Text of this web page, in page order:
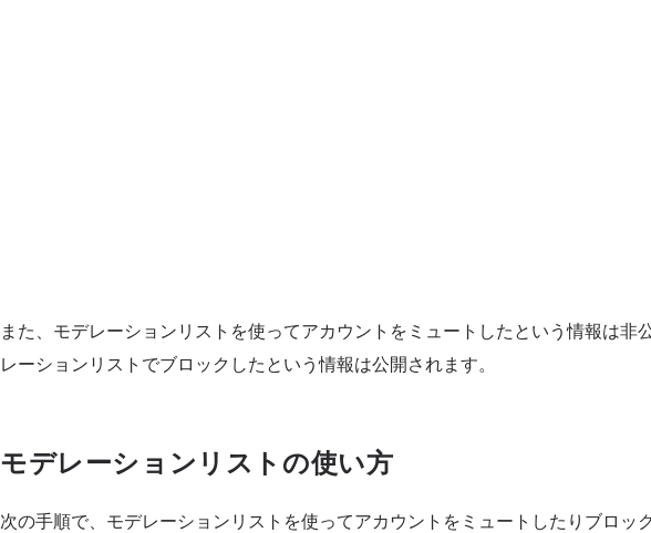
また、モデレーションリストを使ってアカウントをミュートしたという情報は非
レーションリストでブロックしたという情報は公開されます。
モデレーションリストの使い方
次の手順で、モデレーションリストを使ってアカウントをミュートしたりブロッ